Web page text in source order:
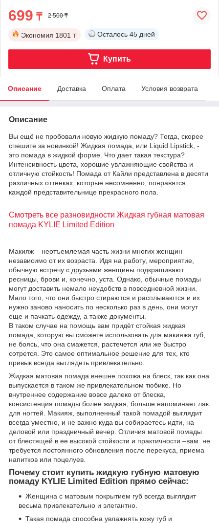
699 ₸ 2 500 ₸
Экономия 1801 ₸ Осталось 45 дней
Купить
Описание Доставка Оплата Условия возврата
Описание
Вы ещё не пробовали новую жидкую помаду? Тогда, скорее
спешите за новинкой! Жидкая помада, или Liquid Lipstick, -
это помада в жидкой форме. Что дает такая текстура?
Интенсивность цвета, хорошие увлажняющие свойства и
отличную стойкость! Помада от Кайли представлена в десяти
различных оттенках, которые несомненно, понравятся
каждой представительнице прекрасного пола.
Смотреть все разновидности Жидкая губная матовая
помада KYLIE Limited Edition
Макияж – неотъемлемая часть жизни многих женщин
независимо от их возраста. Идя на работу, мероприятие,
обычную встречу с друзьями женщины подкрашивают
ресницы, брови и, конечно, уста. Однако, обычные помады
могут доставить немало неудобств в повседневной жизни.
Мало того, что они быстро стираются и расплываются и их
нужно заново наносить по несколько раз в день, они могут
еще и пачкать одежду, а также документы.
В таком случае на помощь вам придёт стойкая жидкая
помада, которую вы сможете использовать для макияжа губ,
не боясь, что она смажется, растечется или же быстро
сотрется. Это самое оптимальное решение для тех, кто
привык всегда выглядеть привлекательно.
Жидкая матовая помада внешне похожа на блеск, так как она
выпускается в таком же привлекательном тюбике. Но
внутреннее содержание вовсе далеко от блеска,
консистенция помады более жидкая, больше напоминает лак
для ногтей. Макияж, выполненный такой помадой выглядит
всегда уместно, и не важно куда вы собираетесь идти, на
деловой или праздничный вечер. Отличия матовой помады
от блестящей в ее высокой стойкости и практичности –вам не
требуется постоянного обновления после перекуса, приема
напитков или поцелуев.
Почему стоит купить жидкую губную матовую
помаду KYLIE Limited Edition прямо сейчас:
Женщина с матовым покрытием губ всегда выглядит
весьма привлекательно и элегантно.
Такая помада способна увлажнять кожу губ и